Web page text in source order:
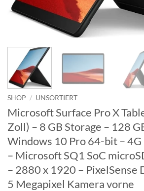
SHOP / UNSORTIERT
Microsoft Surface Pro X
Zoll) – 8 GB Storage – 128
Windows 10 Pro 64-bit –
– Microsoft SQ1 SoC
– 2880 x 1920 – PixelSense
5 Megapixel Kamera vorne